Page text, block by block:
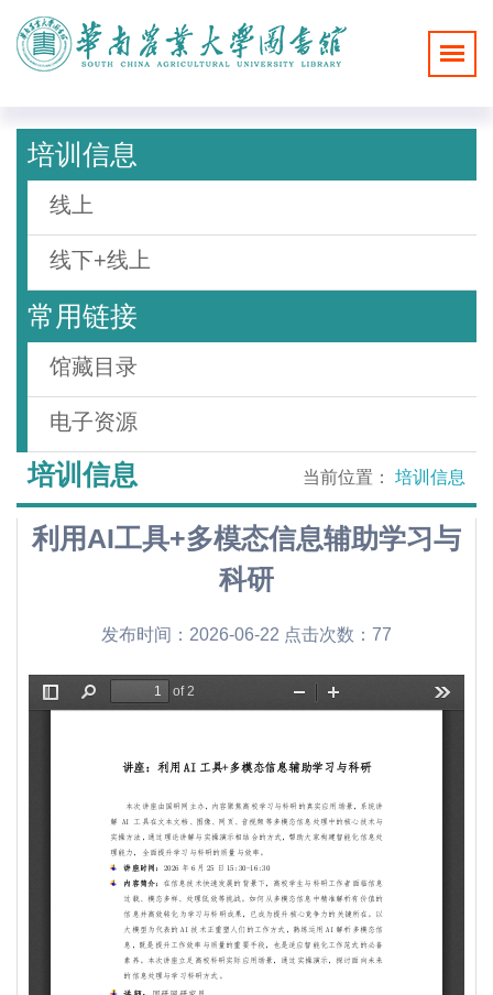
培训信息
线上
线下+线上
常用链接
馆藏目录
电子资源
当前位置： 培训信息
培训信息
利用AI工具+多模态信息辅助学习与
科研
发布时间：2026-06-22 点击次数： 77